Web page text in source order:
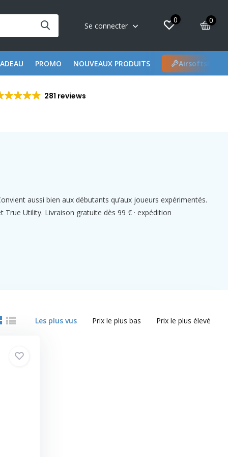
Se connecter
0 0
PROMO NOUVEAUX PRODUITS Airsoftshop
281 reviews
aussi bien aux débutants qu’aux joueurs expérimentés.
Utility. Livraison gratuite dès 99 € · expédition
Les plus vus Prix le plus bas Prix le plus élevé